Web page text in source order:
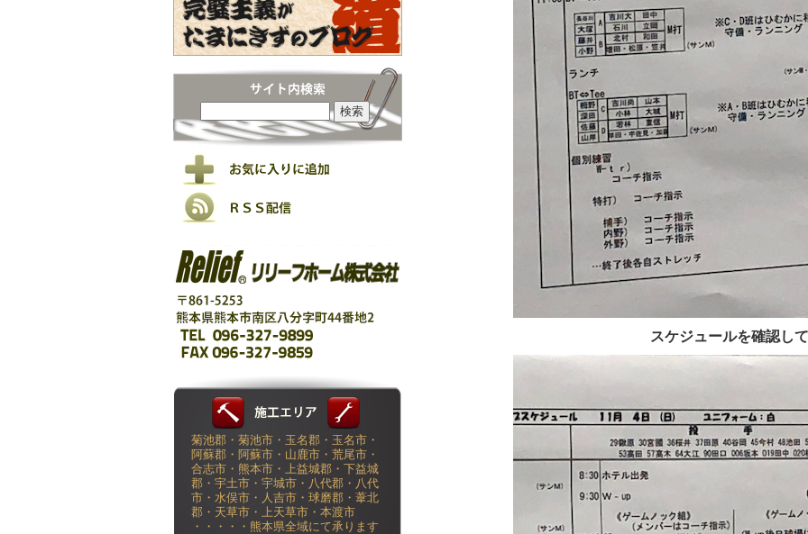
スケジュールを確認して
菊池郡・菊池市・玉名郡・玉名市・
阿蘇郡・阿蘇市・山鹿市・荒尾市・
合志市・熊本市・上益城郡・下益城
郡・宇土市・宇城市・八代郡・八代
市・水俣市・人吉市・球磨郡・葦北
郡・天草市・上天草市・本渡市
・・・・・熊本県全域にて承ります